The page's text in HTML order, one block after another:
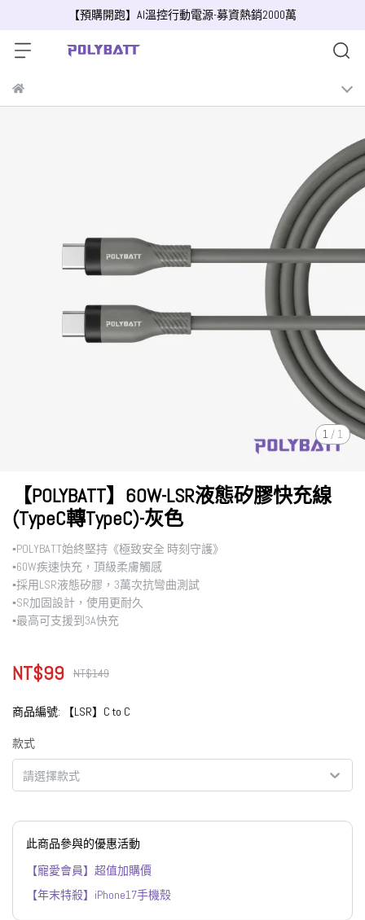
【預購開跑】AI溫控行動電源-募資熱銷2000萬
1 / 1
【POLYBATT】60W-LSR液態矽膠快充線
(TypeC轉TypeC)-灰色
▪︎POLYBATT始終堅持《極致安全 時刻守護》
▪︎60W疾速快充，頂級柔膚觸感
▪︎採用LSR液態矽膠，3萬次抗彎曲測試
▪︎SR加固設計，使用更耐久
▪︎最高可支援到3A快充
NT$99 NT$149
商品編號: 【LSR】C to C
款式
請選擇款式
此商品參與的優惠活動
【寵愛會員】超值加購價
【年末特殺】iPhone17手機殼